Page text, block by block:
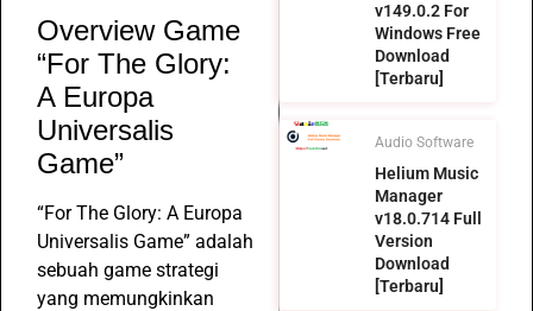
Overview Game
“For The Glory:
A Europa
Universalis
Game”
“For The Glory: A Europa
Universalis Game” adalah
sebuah game strategi
yang memungkinkan
v149.0.2 For
Windows Free
Download
[Terbaru]
Audio Software
Helium Music
Manager
v18.0.714 Full
Version
Download
[Terbaru]